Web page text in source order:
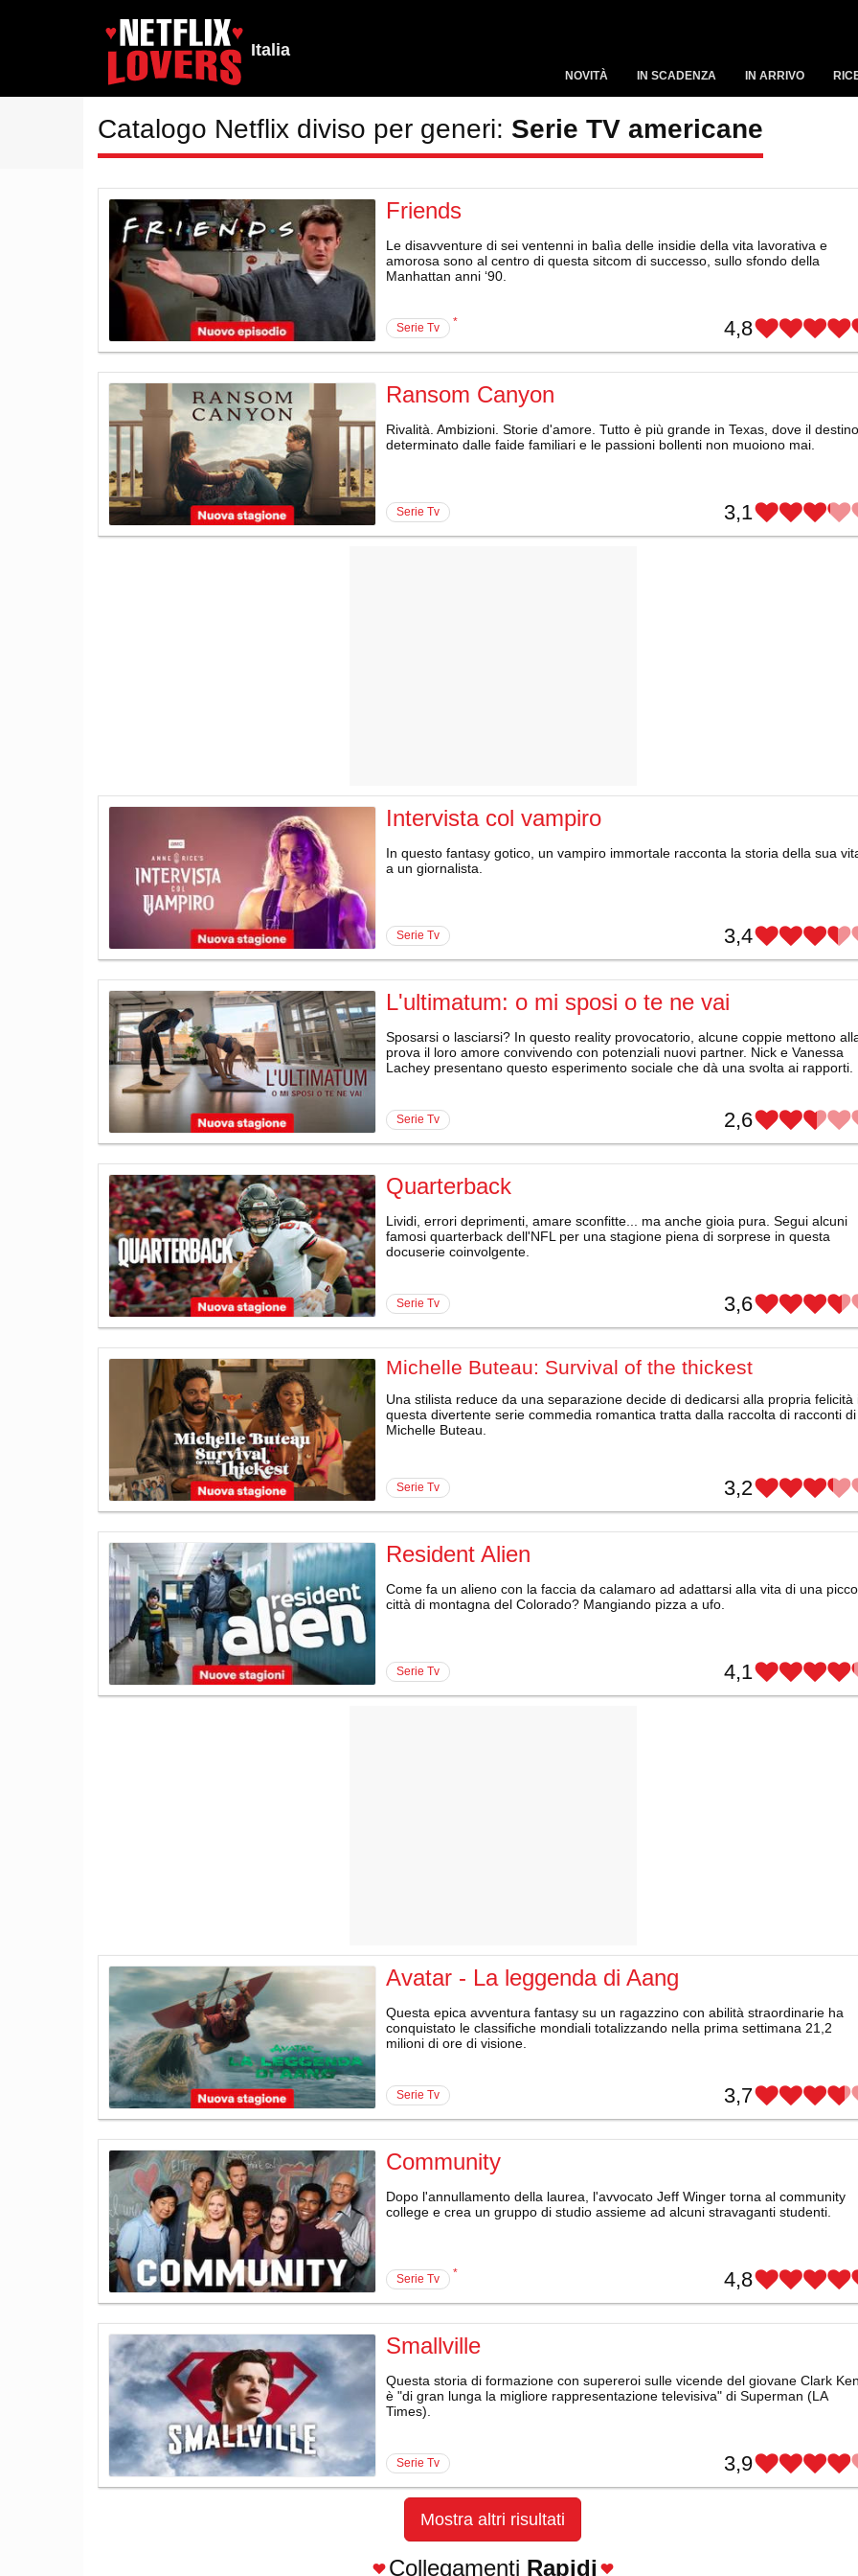
Italia
NOVITÀ IN SCADENZA IN ARRIVO
Catalogo Netflix diviso per generi: Serie TV americane
Friends
Le disavventure di sei ventenni in balìa delle insidie della vita lavorativa e
amorosa sono al centro di questa sitcom di successo, sullo sfondo della
Manhattan anni ‘90.
serie Tv * 4,8
Ransom Canyon
Rivalità. Ambizioni. Storie d'amore. Tutto è più grande in Texas, dove il
determinato dalle faide familiari e le passioni bollenti non muoiono mai.
serie Tv 3,1
Intervista col vampiro
In questo fantasy gotico, un vampiro immortale racconta la storia della sua
a un giornalista.
serie Tv 3,4
L'ultimatum: o mi sposi o te ne vai
Sposarsi o lasciarsi? In questo reality provocatorio, alcune coppie mettono
prova il loro amore convivendo con potenziali nuovi partner. Nick e Vanessa
Lachey presentano questo esperimento sociale che dà una svolta ai rapporti.
serie Tv 2,6
Quarterback
Lividi, errori deprimenti, amare sconfitte... ma anche gioia pura. Segui alcuni
famosi quarterback dell'NFL per una stagione piena di sorprese in questa
docuserie coinvolgente.
serie Tv 3,6
Michelle Buteau: Survival of the thickest
Una stilista reduce da una separazione decide di dedicarsi alla propria felicità
questa divertente serie commedia romantica tratta dalla raccolta di racconti di
Michelle Buteau.
serie Tv 3,2
Resident Alien
Come fa un alieno con la faccia da calamaro ad adattarsi alla vita di una
città di montagna del Colorado? Mangiando pizza a ufo.
serie Tv 4,1
Avatar - La leggenda di Aang
Questa epica avventura fantasy su un ragazzino con abilità straordinarie ha
conquistato le classifiche mondiali totalizzando nella prima settimana 21,2
milioni di ore di visione.
serie Tv 3,7
Community
Dopo l'annullamento della laurea, l'avvocato Jeff Winger torna al community
college e crea un gruppo di studio assieme ad alcuni stravaganti studenti.
serie Tv * 4,8
Smallville
Questa storia di formazione con supereroi sulle vicende del giovane Clark
è "di gran lunga la migliore rappresentazione televisiva" di Superman (LA
Times).
serie Tv 3,9
Mostra altri risultati
Collegamenti Rapidi